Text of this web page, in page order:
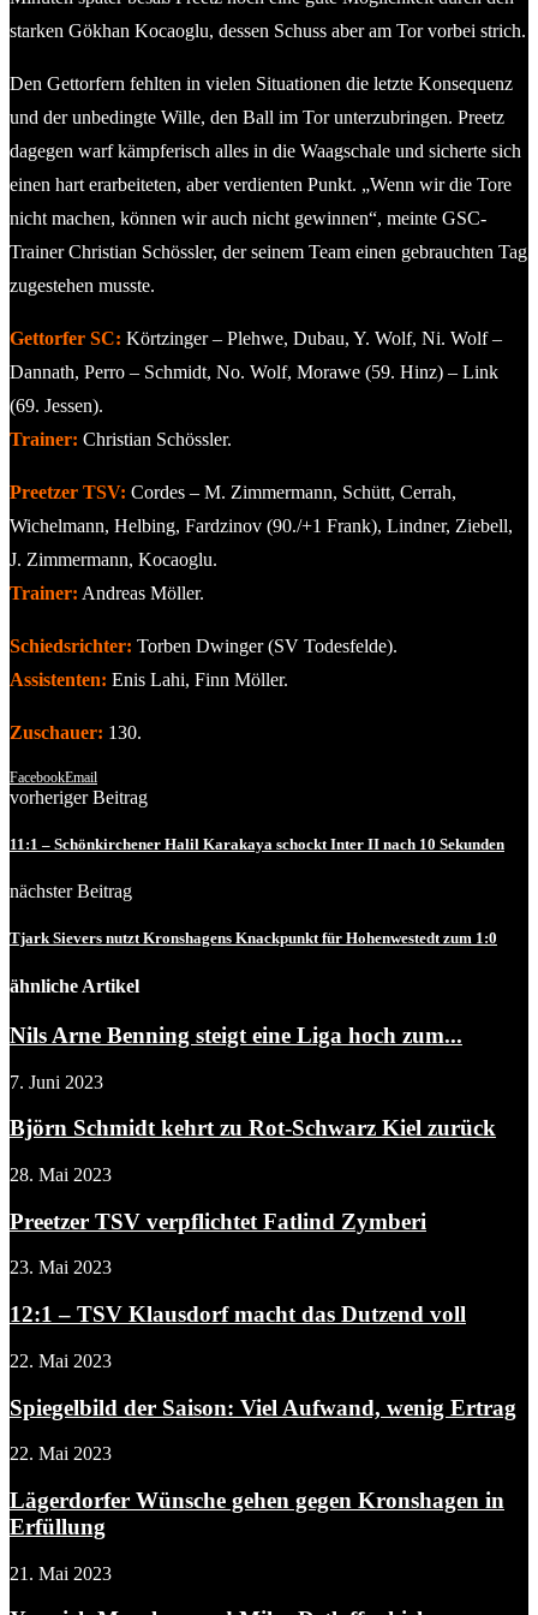
starken Gökhan Kocaoglu, dessen Schuss aber am Tor vorbei strich.
Den Gettorfern fehlten in vielen Situationen die letzte Konsequenz
und der unbedingte Wille, den Ball im Tor unterzubringen. Preetz
dagegen warf kämpferisch alles in die Waagschale und sicherte sich
einen hart erarbeiteten, aber verdienten Punkt. „Wenn wir die Tore
nicht machen, können wir auch nicht gewinnen“, meinte GSC-
Trainer Christian Schössler, der seinem Team einen gebrauchten Tag
zugestehen musste.
Gettorfer SC: Körtzinger – Plehwe, Dubau, Y. Wolf, Ni. Wolf –
Dannath, Perro – Schmidt, No. Wolf, Morawe (59. Hinz) – Link
(69. Jessen).
Trainer: Christian Schössler.
Preetzer TSV: Cordes – M. Zimmermann, Schütt, Cerrah,
Wichelmann, Helbing, Fardzinov (90./+1 Frank), Lindner, Ziebell,
J. Zimmermann, Kocaoglu.
Trainer: Andreas Möller.
Schiedsrichter: Torben Dwinger (SV Todesfelde).
Assistenten: Enis Lahi, Finn Möller.
Zuschauer: 130.
FacebookEmail
vorheriger Beitrag
11:1 – Schönkirchener Halil Karakaya schockt Inter II nach 10 Sekunden
nächster Beitrag
Tjark Sievers nutzt Kronshagens Knackpunkt für Hohenwestedt zum 1:0
ähnliche Artikel
Nils Arne Benning steigt eine Liga hoch zum...
7. Juni 2023
Björn Schmidt kehrt zu Rot-Schwarz Kiel zurück
28. Mai 2023
Preetzer TSV verpflichtet Fatlind Zymberi
23. Mai 2023
12:1 – TSV Klausdorf macht das Dutzend voll
22. Mai 2023
Spiegelbild der Saison: Viel Aufwand, wenig Ertrag
22. Mai 2023
Lägerdorfer Wünsche gehen gegen Kronshagen in
Erfüllung
21. Mai 2023